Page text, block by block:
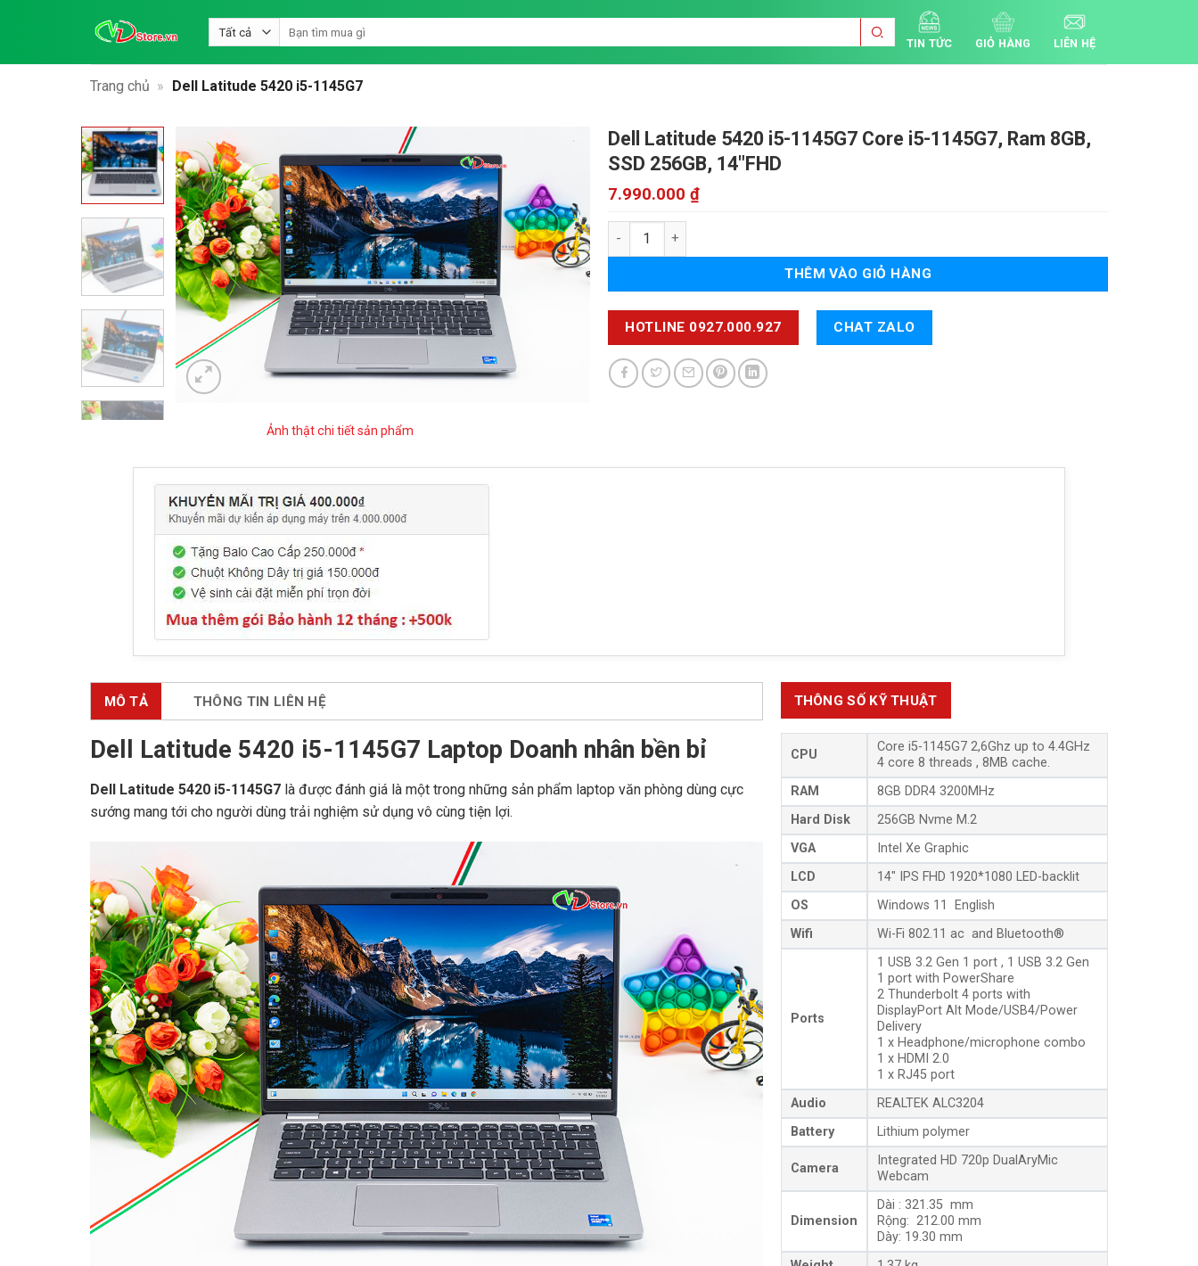
kiếm:
TIN TỨC GIỎ HÀNG LIÊN HỆ
Trang chủ » Dell Latitude 5420 i5-1145G7
Ảnh thật chi tiết sản phẩm
Dell Latitude 5420 i5-1145G7 Core i5-1145G7, Ram 8GB,
SSD 256GB, 14"FHD
7.990.000 ₫
Dell Latitude 5420 i5-1145G7 số lượng
THÊM VÀO GIỎ HÀNG
HOTLINE 0927.000.927 CHAT ZALO
MÔ TẢ THÔNG TIN LIÊN HỆ
Dell Latitude 5420 i5-1145G7 Laptop Doanh nhân bền bỉ
Dell Latitude 5420 i5-1145G7là được đánh giá là một trong những sản phẩm laptop văn phòng dùng cực
sướng mang tới cho người dùng trải nghiệm sử dụng vô cùng tiện lợi.
THÔNG SỐ KỸ THUẬT
CPU
Core i5-1145G7 2,6Ghz up to 4.4GHz
4 core 8 threads , 8MB cache.
RAM
8GB DDR4 3200MHz
Hard Disk
256GB Nvme M.2
VGA
Intel Xe Graphic
LCD
14″ IPS FHD 1920*1080 LED-backlit
OS
Windows 11 English
Wifi
Wi-Fi 802.11 ac and Bluetooth®
Ports
1 USB 3.2 Gen 1 port , 1 USB 3.2 Gen
1 port with PowerShare
2 Thunderbolt 4 ports with
DisplayPort Alt Mode/USB4/Power
Delivery
1 x Headphone/microphone combo
1 x HDMI 2.0
1 x RJ45 port
Audio
REALTEK ALC3204
Battery
Lithium polymer
Camera
Integrated HD 720p DualAryMic
Webcam
Dimension
Dài : 321.35 mm
Rộng: 212.00 mm
Dày: 19.30 mm